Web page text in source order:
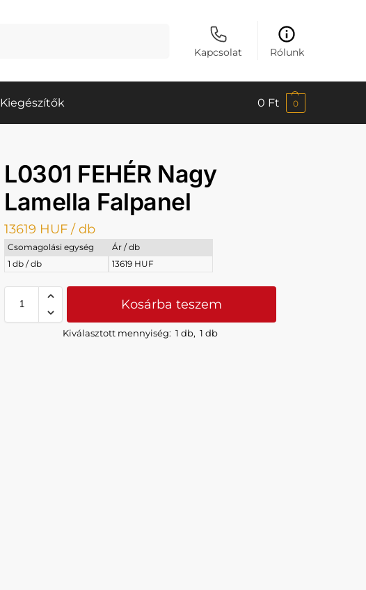
Kapcsolat Rólunk
Kiegészítők 0 Ft 0
L0301 FEHÉR Nagy
Lamella Falpanel
13619 HUF / db
Csomagolási egység
Ár / db
1 db / db
13619 HUF
Kosárba teszem
Kiválasztott mennyiség: 1 db,1 db